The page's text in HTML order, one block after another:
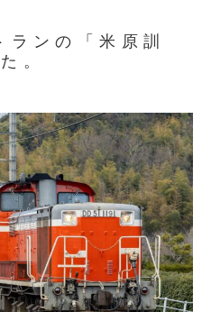
ランの「米原訓
。